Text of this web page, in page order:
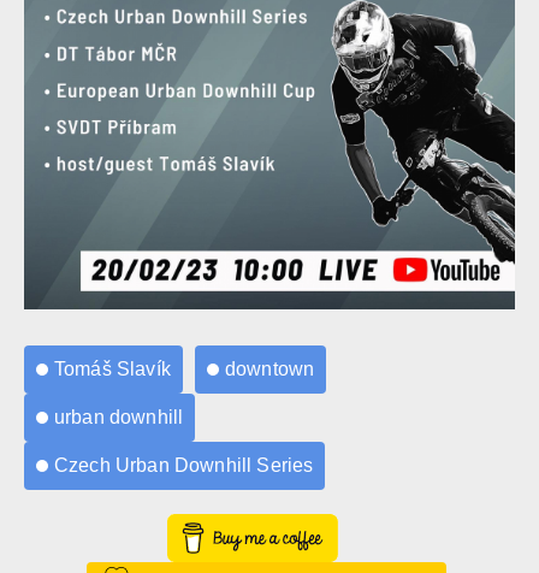
Tomáš Slavík downtown
urban downhill
Czech Urban Downhill Series
Buy Me a Coffee